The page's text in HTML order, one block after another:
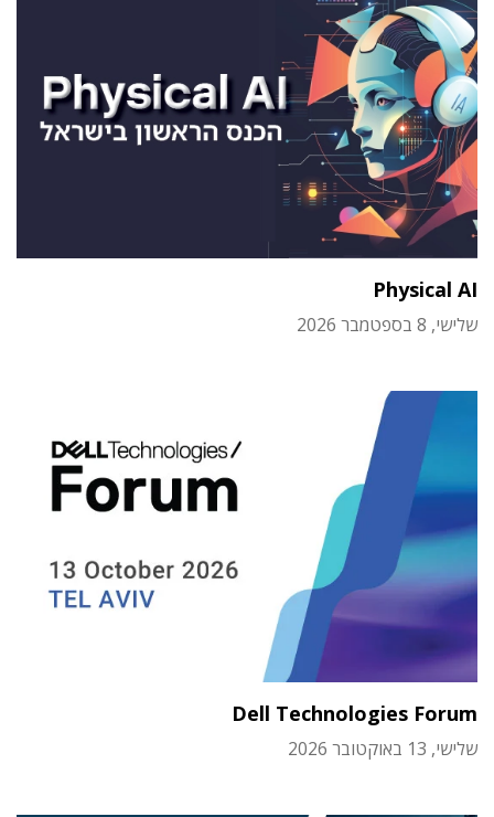
Physical AI
שלישי, 8 בספטמבר 2026
Dell Technologies Forum
שלישי, 13 באוקטובר 2026